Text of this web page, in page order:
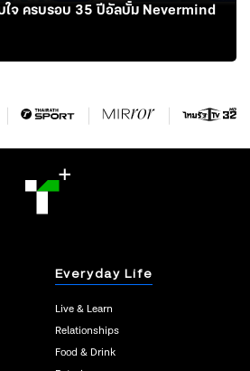
ใจ ครบรอบ 35 ปีอัลบั้ม Nevermind
Everyday Life
Live & Learn
Relationships
Food & Drink